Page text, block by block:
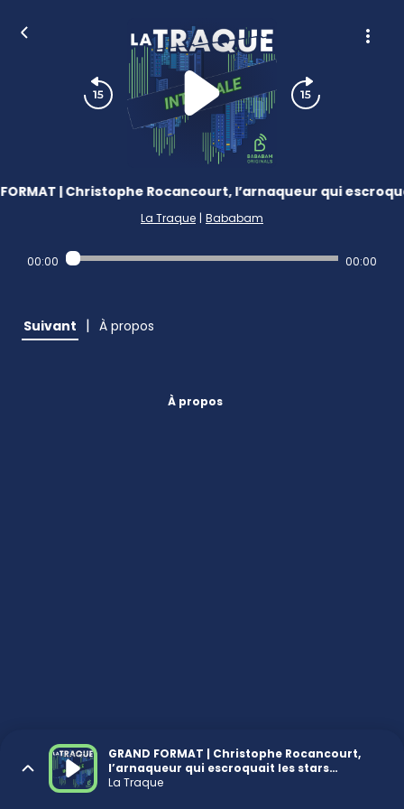
FORMAT | Christophe Rocancourt, l’arnaqueur qui
La Traque | Bababam
00:00 00:00
Suivant | À propos
À propos
GRAND FORMAT | Christophe Rocancourt,
l’arnaqueur qui escroquait les stars
d’Hollywood
La Traque